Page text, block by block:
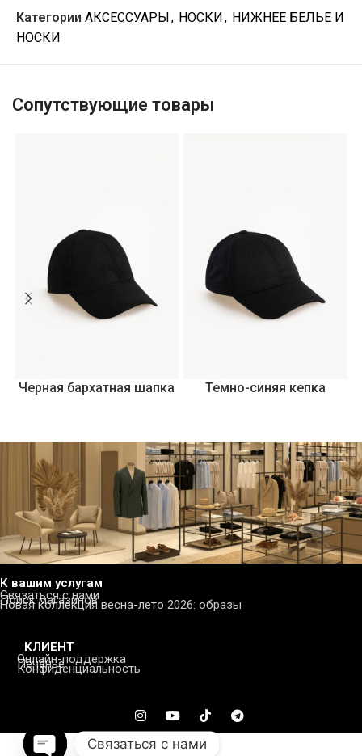
Категории АКСЕССУАРЫ, НОСКИ, НИЖНЕЕ БЕЛЬЕ И
НОСКИ
Сопутствующие товары
Черная бархатная шапка Темно-синяя кепка
К вашим услугам
Связаться с нами
Поиск магазинов
Новая коллекция весна-лето 2026: образы
КЛИЕНТ
Онлайн-поддержка
Печенье
Конфиденциальность
Связаться с нами